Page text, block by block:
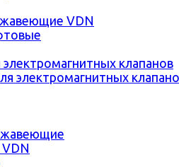
VDN
клапанов
электромагнитных